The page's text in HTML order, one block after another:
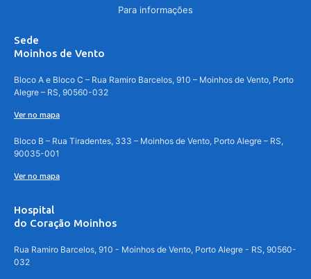
Para informações
Sede
Moinhos de Vento
Bloco A e Bloco C – Rua Ramiro Barcelos, 910 – Moinhos de Vento, Porto
Alegre – RS, 90560-032
Ver no mapa
Bloco B – Rua Tiradentes, 333 – Moinhos de Vento, Porto Alegre – RS,
90035-001
Ver no mapa
Hospital
do Coração Moinhos
Rua Ramiro Barcelos, 910 - Moinhos de Vento, Porto Alegre - RS, 90560-
032